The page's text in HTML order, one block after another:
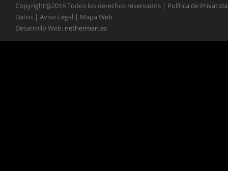
Copyright@2016 Todos los derechos reservados | Política de
Datos | Aviso Legal | Mapa Web
Desarrollo Web: netherman.es